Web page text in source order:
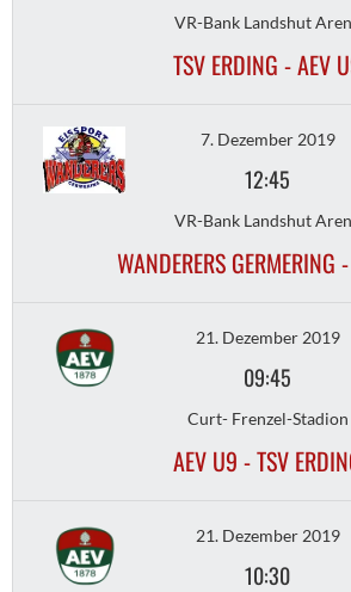
VR-Bank Landshut
TSV ERDING - AEV
7. Dezember 2019
12:45
VR-Bank Landshut
WANDERERS GERMERING
21. Dezember 2019
09:45
Curt- Frenzel-Stadion
AEV U9 - TSV
21. Dezember 2019
10:30